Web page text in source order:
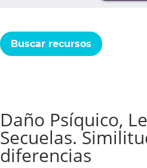
Buscar recursos
Daño Psíquico,
Secuelas.
diferencias